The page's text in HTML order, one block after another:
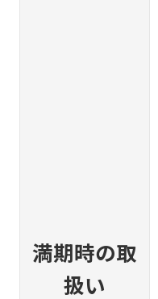
満期時の取
扱い